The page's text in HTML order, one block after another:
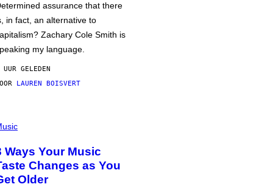
assurance that there
in fact, an alternative to
Zachary Cole Smith is
my language.
GELEDEN
LAUREN BOISVERT
Ways Your Music
Changes as You
Older